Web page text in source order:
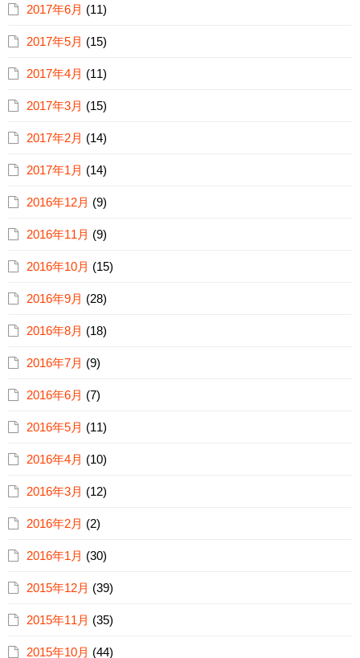
2017年6月 (11)
2017年5月 (15)
2017年4月 (11)
2017年3月 (15)
2017年2月 (14)
2017年1月 (14)
2016年12月 (9)
2016年11月 (9)
2016年10月 (15)
2016年9月 (28)
2016年8月 (18)
2016年7月 (9)
2016年6月 (7)
2016年5月 (11)
2016年4月 (10)
2016年3月 (12)
2016年2月 (2)
2016年1月 (30)
2015年12月 (39)
2015年11月 (35)
2015年10月 (44)